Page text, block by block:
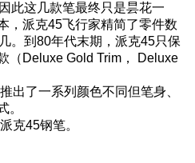
此这几款笔最终只是昙花一
，派克45飞行家精简了零件数
。到80年代末期，派克45只保
（Deluxe Gold Trim， Deluxe
出了一系列颜色不同但笔身、
。
克45钢笔。